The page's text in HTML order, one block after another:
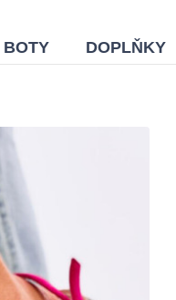
BOTY DOPLŇKY